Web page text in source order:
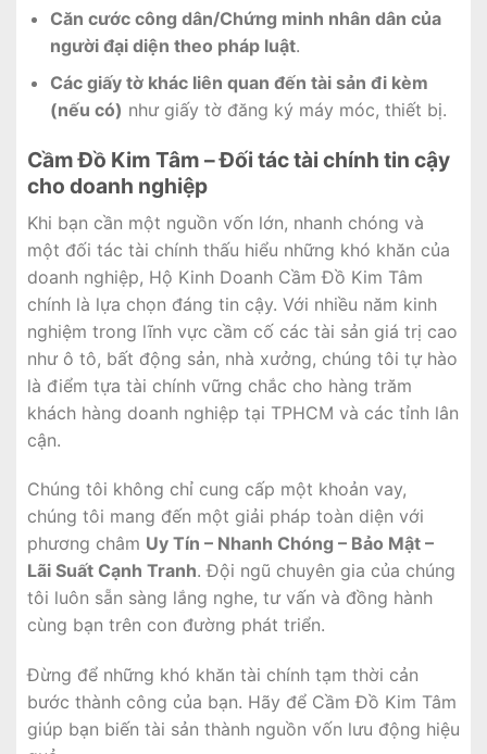
Căn cước công dân/Chứng minh nhân dân của
người đại diện theo pháp luật.
Các giấy tờ khác liên quan đến tài sản đi kèm
(nếu có) như giấy tờ đăng ký máy móc, thiết bị.
Cầm Đồ Kim Tâm – Đối tác tài chính tin cậy
cho doanh nghiệp
Khi bạn cần một nguồn vốn lớn, nhanh chóng và
một đối tác tài chính thấu hiểu những khó khăn của
doanh nghiệp, Hộ Kinh Doanh Cầm Đồ Kim Tâm
chính là lựa chọn đáng tin cậy. Với nhiều năm kinh
nghiệm trong lĩnh vực cầm cố các tài sản giá trị cao
như ô tô, bất động sản, nhà xưởng, chúng tôi tự hào
là điểm tựa tài chính vững chắc cho hàng trăm
khách hàng doanh nghiệp tại TPHCM và các tỉnh lân
cận.
Chúng tôi không chỉ cung cấp một khoản vay,
chúng tôi mang đến một giải pháp toàn diện với
phương châm Uy Tín – Nhanh Chóng – Bảo Mật –
Lãi Suất Cạnh Tranh. Đội ngũ chuyên gia của chúng
tôi luôn sẵn sàng lắng nghe, tư vấn và đồng hành
cùng bạn trên con đường phát triển.
Đừng để những khó khăn tài chính tạm thời cản
bước thành công của bạn. Hãy để Cầm Đồ Kim Tâm
giúp bạn biến tài sản thành nguồn vốn lưu động hiệu